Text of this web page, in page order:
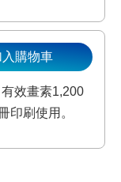
效畫素1,200
印刷使用。
入購物車